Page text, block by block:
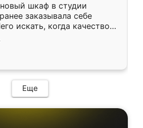
шкаф в студии
заказывала себе
искать, когда качеством
Служит кухня уже почти
нет.
Еще